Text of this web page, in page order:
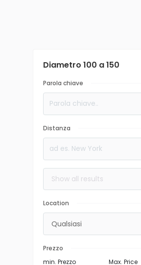
Diametro 100 a 150
Parola chiave
Distanza
Location
Prezzo
min. Prezzo
Max. Price